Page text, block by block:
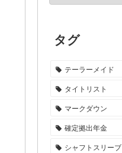
タグ
テーラーメイド
タイトリスト
マークダウン
確定拠出年金
シャフトスリーブ